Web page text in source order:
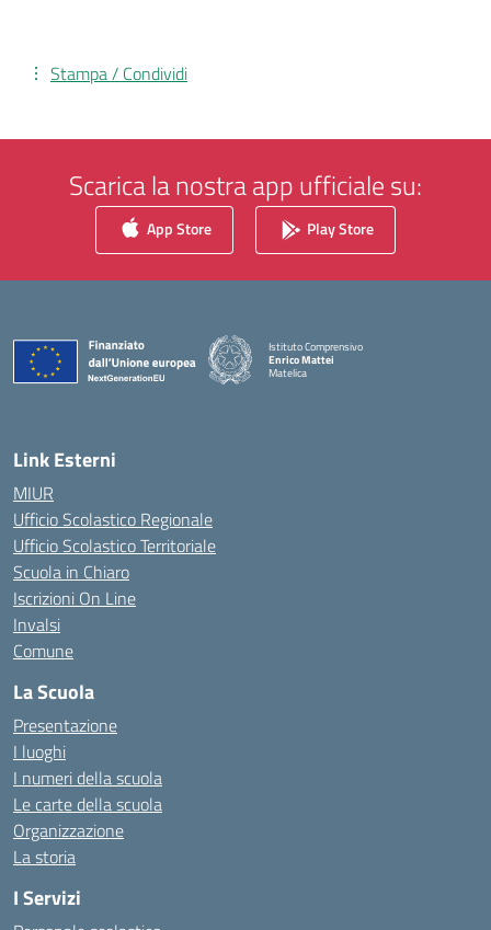
Stampa / Condividi
Scarica la nostra app ufficiale su:
App Store Play Store
Istituto Comprensivo
Enrico Mattei
Matelica
Link Esterni
MIUR
Ufficio Scolastico Regionale
Ufficio Scolastico Territoriale
Scuola in Chiaro
Iscrizioni On Line
Invalsi
Comune
La Scuola
Presentazione
I luoghi
I numeri della scuola
Le carte della scuola
Organizzazione
La storia
I Servizi